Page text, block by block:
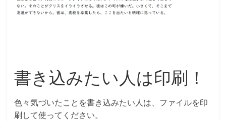
書き込みたい人は印刷！
色々気づいたことを書き込みたい人は、ファイルを印
刷して使ってください。